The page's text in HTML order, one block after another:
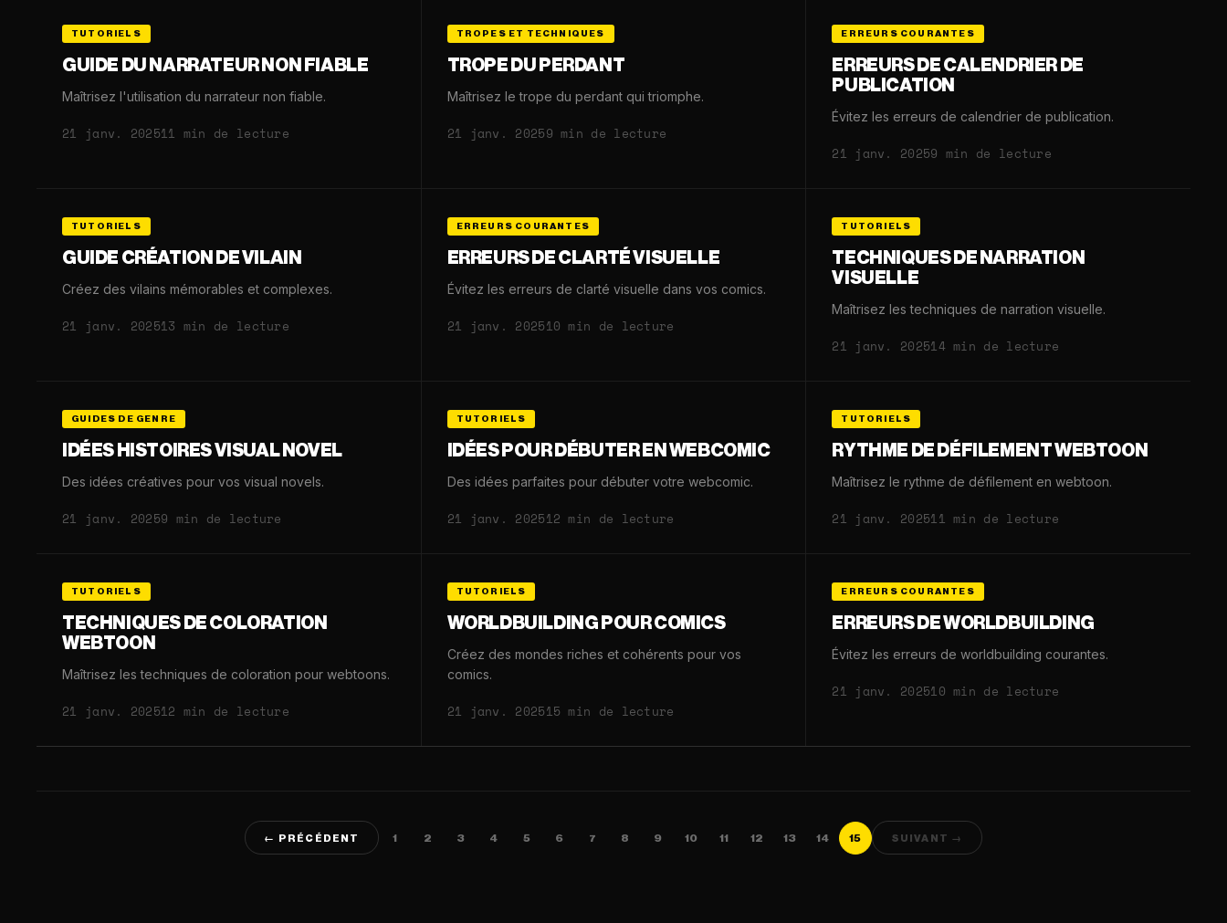
TUTORIELS
GUIDE DU NARRATEUR NON FIABLE
Maîtrisez l'utilisation du narrateur non fiable.
21 janv. 202511 min de lecture
TROPES ET TECHNIQUES
TROPE DU PERDANT
Maîtrisez le trope du perdant qui triomphe.
21 janv. 20259 min de lecture
ERREURS COURANTES
ERREURS DE CALENDRIER DE
PUBLICATION
Évitez les erreurs de calendrier de publication.
21 janv. 20259 min de lecture
TUTORIELS
GUIDE CRÉATION DE VILAIN
Créez des vilains mémorables et complexes.
21 janv. 202513 min de lecture
ERREURS COURANTES
ERREURS DE CLARTÉ VISUELLE
Évitez les erreurs de clarté visuelle dans vos comics.
21 janv. 202510 min de lecture
TUTORIELS
TECHNIQUES DE NARRATION
VISUELLE
Maîtrisez les techniques de narration visuelle.
21 janv. 202514 min de lecture
GUIDES DE GENRE
IDÉES HISTOIRES VISUAL NOVEL
Des idées créatives pour vos visual novels.
21 janv. 20259 min de lecture
TUTORIELS
IDÉES POUR DÉBUTER EN WEBCOMIC
Des idées parfaites pour débuter votre webcomic.
21 janv. 202512 min de lecture
TUTORIELS
RYTHME DE DÉFILEMENT WEBTOON
Maîtrisez le rythme de défilement en webtoon.
21 janv. 202511 min de lecture
TUTORIELS
TECHNIQUES DE COLORATION
WEBTOON
Maîtrisez les techniques de coloration pour webtoons.
21 janv. 202512 min de lecture
TUTORIELS
WORLDBUILDING POUR COMICS
Créez des mondes riches et cohérents pour vos
comics.
21 janv. 202515 min de lecture
ERREURS COURANTES
ERREURS DE WORLDBUILDING
Évitez les erreurs de worldbuilding courantes.
21 janv. 202510 min de lecture
← PRÉCÉDENT 1 2 3 4 5 6 7 8 9 10 11 12 13 14 15 SUIVANT →